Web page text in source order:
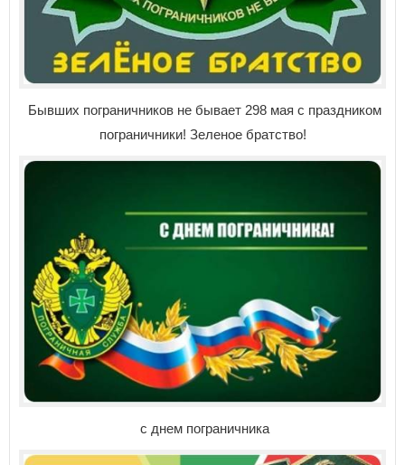
Бывших пограничников не бывает 298 мая с праздником
пограничники! Зеленое братство!
с днем пограничника